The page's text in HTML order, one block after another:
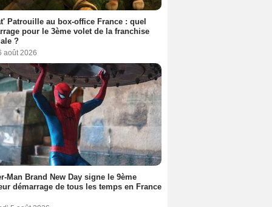
Patrouille au box-office France : quel
pour le 3ème volet de la franchise
?
août 2026
Man Brand New Day signe le 9ème
démarrage de tous les temps en France